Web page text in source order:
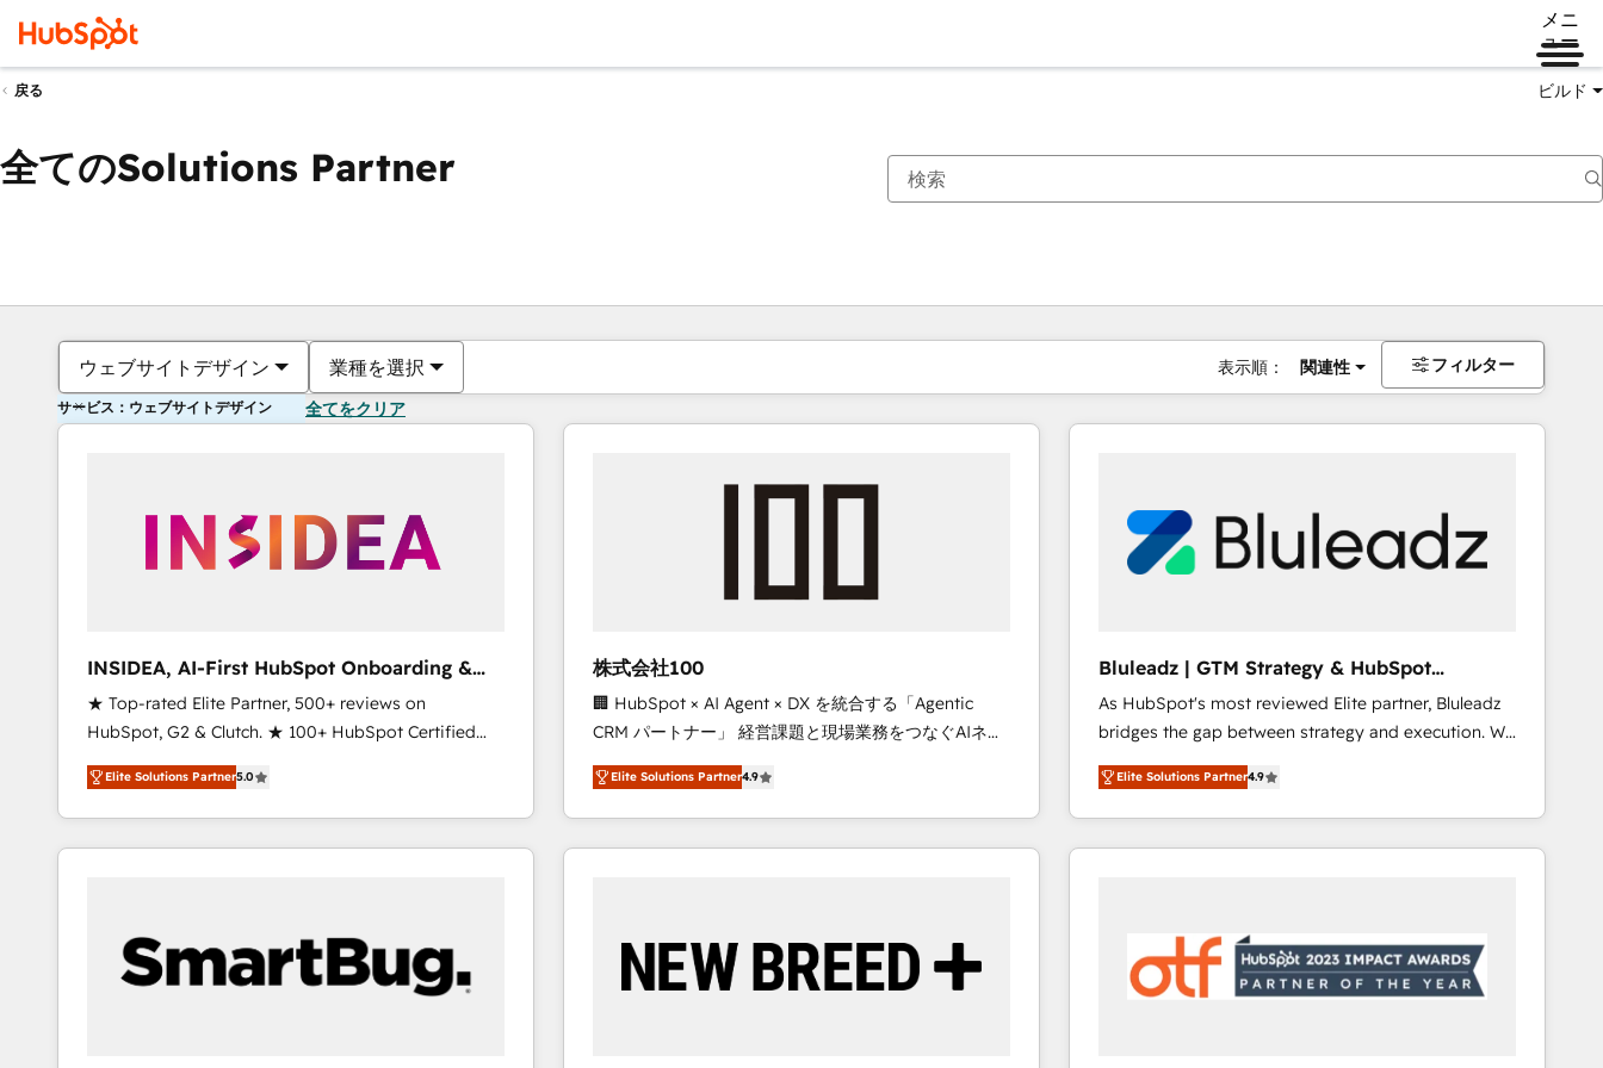
メニ
ュー
戻る ビルド
全てのSolutions Partner
ウェブサイトデザイン 業種を選択 表示順： 関連性 フィルター
サービス：ウェブサイトデザイン 全てをクリア
INSIDEA, AI-First HubSpot Onboarding &
RevOps
★ Top-rated Elite Partner, 500+ reviews on
HubSpot, G2 & Clutch. ★ 100+ HubSpot Certified
Experts & Trainers across the team ★ 1,500+
implementations across five continents ★ AI-First,
RevOps-led, Onboarding obsessed ★ Company of
the Year 2024/25 INSIDEA helps growing companies
workflows that drive adoption from week one, in
your time zone. What we do ➤ Onboarding: Live in
weeks, with workflows built around your business,
Elite Solutions Partner5.0
株式会社100
🏢 HubSpot × AI Agent × DX を統合する「Agentic
CRM パートナー」 経営課題と現場業務をつなぐAIネイ
ティブ・エージェンシーとして、HubSpot Eliteの実装
力で顧客フロント業務を再設計します。 💡 100inc は何
をする会社か？ HubSpotを共通基盤に、AIエージェン
トを組み込んだ顧客フロント業務（マーケティング・営
を、CRMを軸とした全社共通基盤に再構築します。意
思決定者・PMO・現場担当者に並走します。 1️⃣
Elite Solutions Partner4.9
Bluleadz | GTM Strategy & HubSpot
Implementation
As HubSpot's most reviewed Elite partner, Bluleadz
bridges the gap between strategy and execution. We
don't just "set up tools" — we install the GTM
Operating System (GTM OS) to align your leadership
and engineer a portal that drives predictable
revenue velocity. 🚀 GTM Strategy & Alignment
"accelerating a mess." ⚙️ Elite Engineering & AI
Scalable Architecture: Zero-technical-debt setup
across all Hubs, validated by our 7 HubSpot
Elite Solutions Partner4.9
現在の場所ページ
ページページページページページページページページページページ